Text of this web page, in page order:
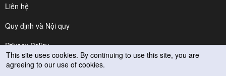
Liên hệ
Quy định và Nội quy
Privacy Policy
Trợ giúp
This site uses cookies. By continuing to use this site, you are
agreeing to our use of cookies.